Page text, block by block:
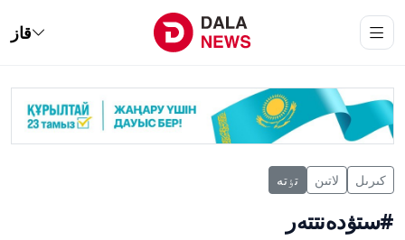
قاز
كىرىل لاتىن تٶتە
#ستۋدەنتتەر